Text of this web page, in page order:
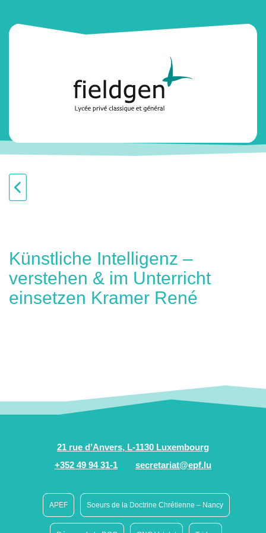
Künstliche Intelligenz –
verstehen & im Unterricht
einsetzen Kramer René
21 rue d’Anvers, L-1130 Luxembourg
+352 49 94 31-1
secretariat@epf.lu
APEF Soeurs de la Doctrine Chrétienne – Nancy